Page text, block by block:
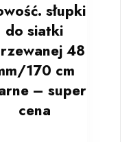
słupki
do siatki
48
170 cm
– super
cena